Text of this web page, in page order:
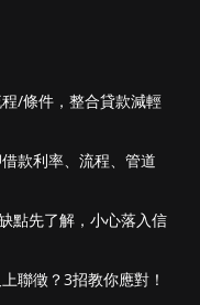
/條件，整合貸款減輕
款利率、流程、管道
點先了解，小心落入信
聯徵？3招教你應對！